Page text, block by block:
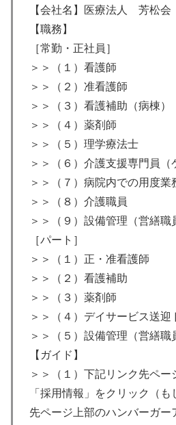
【会社名】医療法人 芳松
【職務】
［常勤・正社員］
＞＞（１）看護師
＞＞（２）准看護師
＞＞（３）看護補助（病棟）
＞＞（４）薬剤師
＞＞（５）理学療法士
＞＞（６）介護支援専門員（
＞＞（７）病院内での用度業
＞＞（８）介護職員
＞＞（９）設備管理（営繕職
［パート］
＞＞（１）正・准看護師
＞＞（２）看護補助
＞＞（３）薬剤師
＞＞（４）デイサービス送迎
＞＞（５）設備管理（営繕職
【ガイド】
＞＞（１）下記リンク先ペ
「採用情報」をクリック（
先ページ上部のハンバーガー